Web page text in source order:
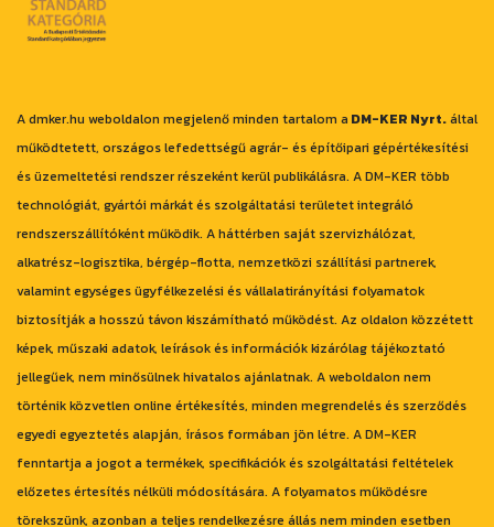
A dmker.hu weboldalon megjelenő minden tartalom a DM-KER Nyrt.által
működtetett, országos lefedettségű agrár- és építőipari gépértékesítési
és üzemeltetési rendszer részeként kerül publikálásra. A DM-KER több
technológiát, gyártói márkát és szolgáltatási területet integráló
rendszerszállítóként működik. A háttérben saját szervizhálózat,
alkatrész-logisztika, bérgép-flotta, nemzetközi szállítási partnerek,
valamint egységes ügyfélkezelési és vállalatirányítási folyamatok
biztosítják a hosszú távon kiszámítható működést. Az oldalon közzétett
képek, műszaki adatok, leírások és információk kizárólag tájékoztató
jellegűek, nem minősülnek hivatalos ajánlatnak. A weboldalon nem
történik közvetlen online értékesítés, minden megrendelés és szerződés
egyedi egyeztetés alapján, írásos formában jön létre. A DM-KER
fenntartja a jogot a termékek, specifikációk és szolgáltatási feltételek
előzetes értesítés nélküli módosítására. A folyamatos működésre
törekszünk, azonban a teljes rendelkezésre állás nem minden esetben